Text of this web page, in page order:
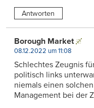
Antworten
Borough Market
08.12.2022 um 11:08
Schlechtes Zeugnis
politisch links
niemals einen
Management bei der